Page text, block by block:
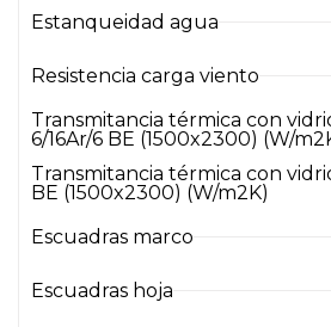
Estanqueidad agua
Resistencia carga viento
Transmitancia térmica con
6/16Ar/6 BE (1500x2300) (W/
Transmitancia térmica con
BE (1500x2300) (W/m2K)
Escuadras marco
Escuadras hoja